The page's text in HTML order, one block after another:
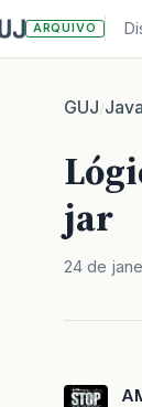
ARQUIVO
GUJ/Java
jar
24 de